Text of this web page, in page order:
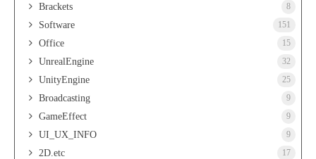
Brackets 8
Software 151
Office 15
UnrealEngine 32
UnityEngine 25
Broadcasting 9
GameEffect 9
UI_UX_INFO 9
2D.etc 17